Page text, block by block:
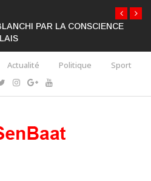
PAR LA CONSCIENCE
Actualité Politique Sport